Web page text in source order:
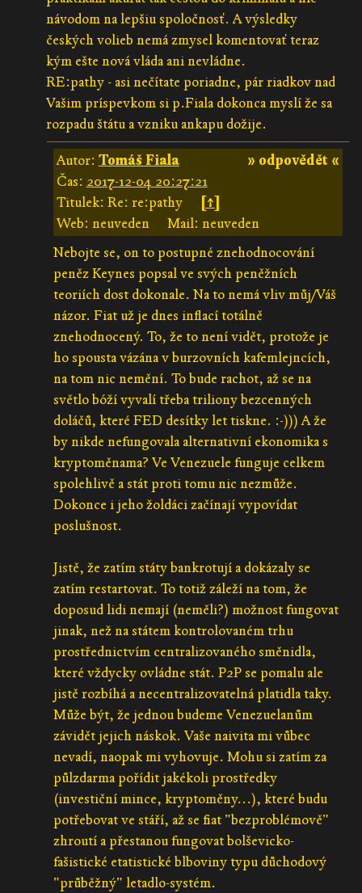
návodom na lepšiu spoločnosť. A výsledky
českých volieb nemá zmysel komentovať teraz
kým ešte nová vláda ani nevládne.
RE:pathy - asi nečítate poriadne, pár riadkov nad
Vašim príspevkom si p.Fiala dokonca myslí že sa
rozpadu štátu a vzniku ankapu dožije.
» odpovědět «
Autor: Tomáš Fiala
Čas: 2017-12-04 20:27:21
Titulek: Re: re:pathy
[↑]
Web: neuveden
Mail: neuveden
Nebojte se, on to postupné znehodnocování
peněz Keynes popsal ve svých peněžních
teoriích dost dokonale. Na to nemá vliv můj/Váš
názor. Fiat už je dnes inflací totálně
znehodnocený. To, že to není vidět, protože je
ho spousta vázána v burzovních kafemlejncích,
na tom nic nemění. To bude rachot, až se na
světlo bóží vyvalí třeba triliony bezcenných
doláčů, které FED desítky let tiskne. :-))) A že
by nikde nefungovala alternativní ekonomika s
kryptoměnama? Ve Venezuele funguje celkem
spolehlivě a stát proti tomu nic nezmůže.
Dokonce i jeho žoldáci začínají vypovídat
poslušnost.
Jistě, že zatím státy bankrotují a dokázaly se
zatím restartovat. To totiž záleží na tom, že
doposud lidi nemají (neměli?) možnost fungovat
jinak, než na státem kontrolovaném trhu
prostřednictvím centralizovaného směnidla,
které vždycky ovládne stát. P2P se pomalu ale
jistě rozbíhá a necentralizovatelná platidla taky.
Může být, že jednou budeme Venezuelanům
závidět jejich náskok. Vaše naivita mi vůbec
nevadí, naopak mi vyhovuje. Mohu si zatím za
půlzdarma pořídit jakékoli prostředky
(investiční mince, kryptoměny...), které budu
potřebovat ve stáří, až se fiat "bezproblémově"
zhroutí a přestanou fungovat bolševicko-
fašistické etatistické blboviny typu důchodový
"průběžný" letadlo-systém.